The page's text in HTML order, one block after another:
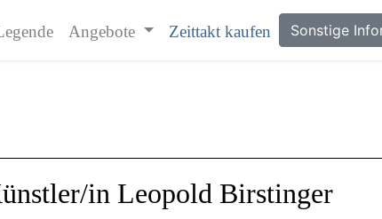
Angebote Zeittakt kaufen Sonstige
in Leopold Birstinger